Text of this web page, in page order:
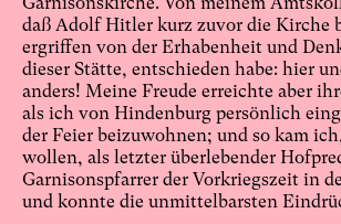
daß Adolf Hitler kurz zuvor die Kirche
ergriffen von der Erhabenheit und
dieser Stätte, entschieden habe: hier
anders! Meine Freude erreichte aber
als ich von Hindenburg persönlich
der Feier beizuwohnen; und so kam
wollen, als letzter überlebender
Garnisonspfarrer der Vorkriegszeit in
und konnte die unmittelbarsten